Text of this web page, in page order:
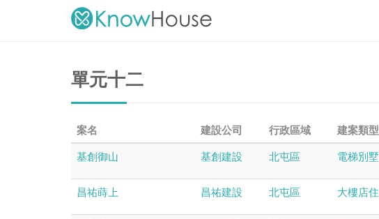
單元十二
案名 建設公司 行政區域 建案類型
基創御山 基創建設 北屯區 電梯別墅
昌祐蒔上 昌祐建設 北屯區 大樓店住